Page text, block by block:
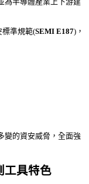
標準規範(SEMI E187)，
變的資安威脅，全面強
工具特色